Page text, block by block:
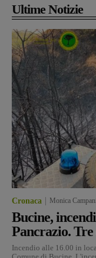
Ultime Notizie
Cronaca Monica
Bucine,
Pancrazio.
Incendio alle 16.00 in